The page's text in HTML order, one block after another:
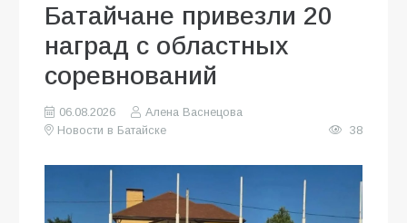
Батайчане привезли 20
наград с областных
соревнований
06.08.2026
Алена Васнецова
Новости в Батайске
38